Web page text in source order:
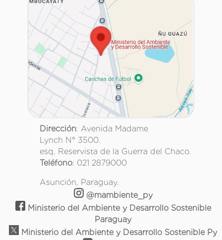
Dirección: Avenida Madame
Lynch N° 3500.
esq. Reservista de la Guerra del Chaco.
Teléfono: 021 2879000
Asunción, Paraguay.
@mambiente_py
Ministerio del Ambiente y Desarrollo Sostenible
Paraguay
Ministerio del Ambiente y Desarrollo Sostenible Py